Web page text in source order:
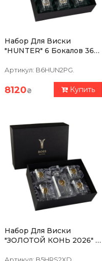
Набор Для Виски
"HUNTER" 6 Бокалов 360
Изображение Из
Артикул: B6HUN2PG.
8120₴ Купить
Набор Для Виски
"ЗОЛОТОЙ КОНЬ 2026" 5